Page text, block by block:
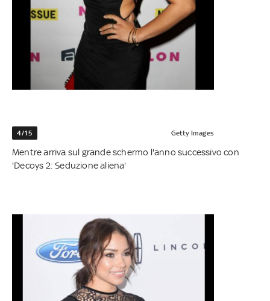
4/15 Getty Images
Mentre arriva sul grande schermo l'anno successivo con
'Decoys 2: Seduzione aliena'